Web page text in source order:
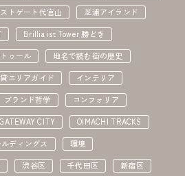
トゲート代官山
芝浦アイランド
Brillia ist Tower 勝どき
ゥール
地名で読む街の歴史
エリアガイド
インテリア
ブランド哲学
コンフォリア
CITY
OIMACHI TRACKS
ディングス
環境
渋谷区 千代田区
新宿区